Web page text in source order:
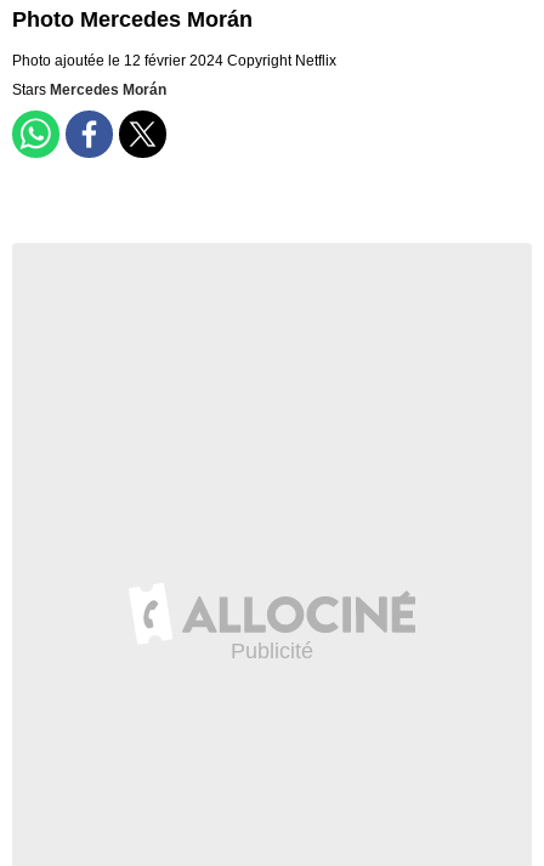
Photo Mercedes Morán
Photo ajoutée le 12 février 2024 Copyright Netflix
Stars Mercedes Morán